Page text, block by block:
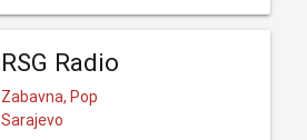
RSG Radio
Zabavna, Pop
Sarajevo